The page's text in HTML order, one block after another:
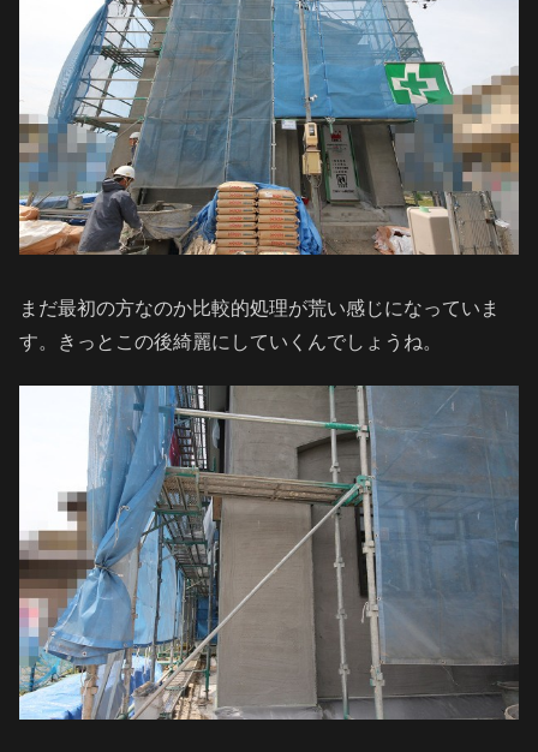
まだ最初の方なのか比較的処理が荒い感じになっていま
す。きっとこの後綺麗にしていくんでしょうね。